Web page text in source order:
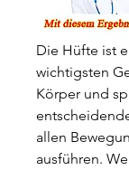
Die Hüfte ist
wichtigsten
Körper und
allen
ausführen.